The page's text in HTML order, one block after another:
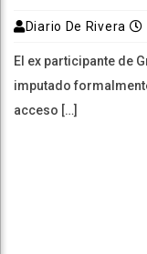
Diario De Rivera
El ex participante de
imputado
acceso […]